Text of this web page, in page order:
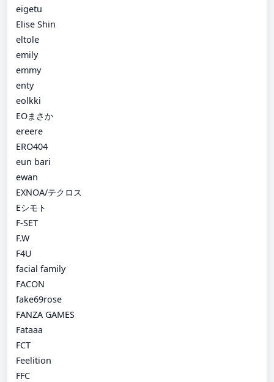
eigetu
Elise Shin
eltole
emily
emmy
enty
eolkki
EOまさか
ereere
ERO404
eun bari
ewan
EXNOA/テクロス
Eシモト
F-SET
F.W
F4U
facial family
FACON
fake69rose
FANZA GAMES
Fataaa
FCT
Feelition
FFC